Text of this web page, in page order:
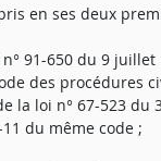
en ses deux
91-650 du 9 juillet
des procédures
la loi n° 67-523 du
du même code ;